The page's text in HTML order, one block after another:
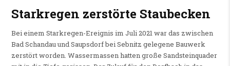
Starkregen zerstörte Staubecken
Bei einem Starkregen-Ereignis im Juli 2021 war das zwischen
Bad Schandau und Saupsdorf bei Sebnitz gelegene Bauwerk
zerstört worden. Wassermassen hatten große Sandsteinquader